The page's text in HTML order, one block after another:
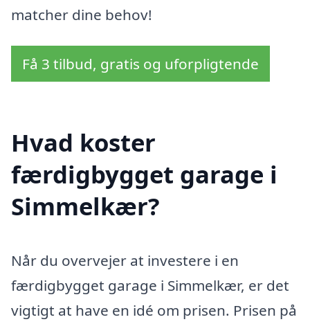
matcher dine behov!
Få 3 tilbud, gratis og uforpligtende
Hvad koster
færdigbygget garage i
Simmelkær?
Når du overvejer at investere i en
færdigbygget garage i Simmelkær, er det
vigtigt at have en idé om prisen. Prisen på